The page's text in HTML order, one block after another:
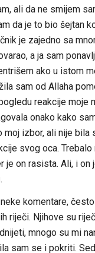
ali da ne smijem
da je to bio šejtan
je zajedno sa
a ja sam
ako u istom
sam od Allaha
reakcije moje
onako kako
moj izbor, ali nije bila
svog oca.
je on rasista. Ali, i on
komentare,
riječi. Njihove su
mnogo su mi
sam se i pokriti.